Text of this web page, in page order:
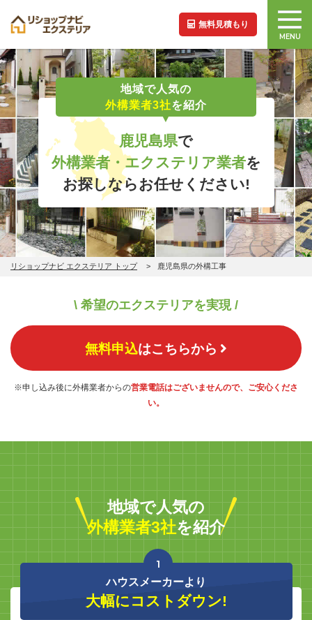
無料見積もり
MENU
地域で人気の
外構業者3社を紹介
鹿児島県で
外構業者・エクステリア業者を
お探しならお任せください!
リショップナビ エクステリア トップ 鹿児島県の外構工事
\ 希望のエクステリアを実現 /
無料申込はこちらから
※申し込み後に外構業者からの営業電話はございませんので、ご安心くださ
い。
地域で人気の
外構業者3社を紹介
1
ハウスメーカーより
大幅にコストダウン!